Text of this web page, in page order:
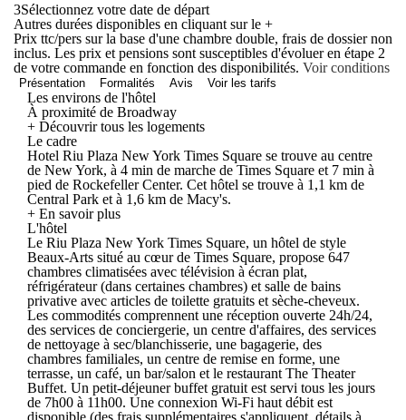
3Sélectionnez votre date de départ
Autres durées disponibles en cliquant sur le +
Prix ttc/pers sur la base d'une chambre double, frais de dossier non
inclus. Les prix et pensions sont susceptibles d'évoluer en étape 2
de votre commande en fonction des disponibilités. Voir conditions
Présentation Formalités Avis Voir les tarifs
Les environs de l'hôtel
À proximité de Broadway
+ Découvrir tous les logements
Le cadre
Hotel Riu Plaza New York Times Square se trouve au centre
de New York, à 4 min de marche de Times Square et 7 min à
pied de Rockefeller Center. Cet hôtel se trouve à 1,1 km de
Central Park et à 1,6 km de Macy's.
+ En savoir plus
L'hôtel
Le Riu Plaza New York Times Square, un hôtel de style
Beaux-Arts situé au cœur de Times Square, propose 647
chambres climatisées avec télévision à écran plat,
réfrigérateur (dans certaines chambres) et salle de bains
privative avec articles de toilette gratuits et sèche-cheveux.
Les commodités comprennent une réception ouverte 24h/24,
des services de conciergerie, un centre d'affaires, des services
de nettoyage à sec/blanchisserie, une bagagerie, des
chambres familiales, un centre de remise en forme, une
terrasse, un café, un bar/salon et le restaurant The Theater
Buffet. Un petit-déjeuner buffet gratuit est servi tous les jours
de 7h00 à 11h00. Une connexion Wi-Fi haut débit est
disponible (des frais supplémentaires s'appliquent, détails à